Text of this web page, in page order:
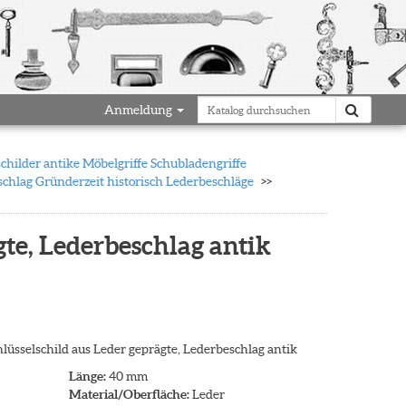
Anmeldung
antike Möbelgriffe Schubladengriffe
Gründerzeit historisch Lederbeschläge
Lederbeschlag antik
aus Leder geprägte, Lederbeschlag antik
Länge:40 mm
Material/Oberfläche:Leder